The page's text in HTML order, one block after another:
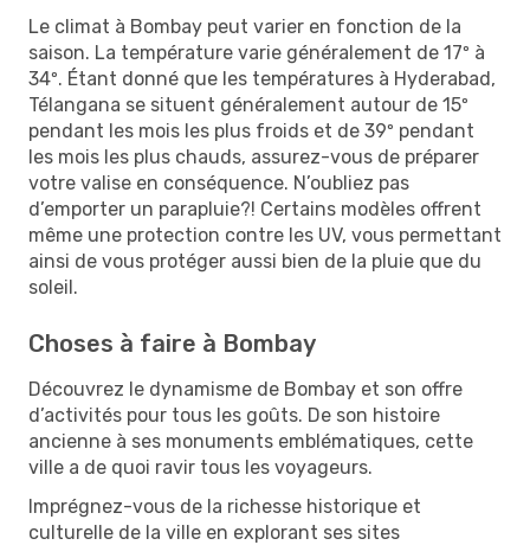
Le climat à Bombay peut varier en fonction de la
saison. La température varie généralement de 17º à
34º. Étant donné que les températures à Hyderabad,
Télangana se situent généralement autour de 15º
pendant les mois les plus froids et de 39º pendant
les mois les plus chauds, assurez-vous de préparer
votre valise en conséquence. N’oubliez pas
d’emporter un parapluie?! Certains modèles offrent
même une protection contre les UV, vous permettant
ainsi de vous protéger aussi bien de la pluie que du
soleil.
Choses à faire à Bombay
Découvrez le dynamisme de Bombay et son offre
d’activités pour tous les goûts. De son histoire
ancienne à ses monuments emblématiques, cette
ville a de quoi ravir tous les voyageurs.
Imprégnez-vous de la richesse historique et
culturelle de la ville en explorant ses sites